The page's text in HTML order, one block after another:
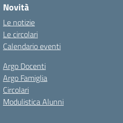
Novità
Le notizie
Le circolari
Calendario eventi
Argo Docenti
Argo Famiglia
Circolari
Modulistica Alunni